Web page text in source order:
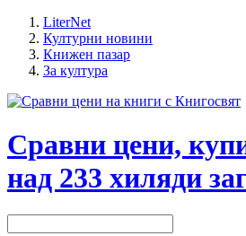
LiterNet
Културни новини
Книжен пазар
За култура
Сравни цени,
над 233 хиляди